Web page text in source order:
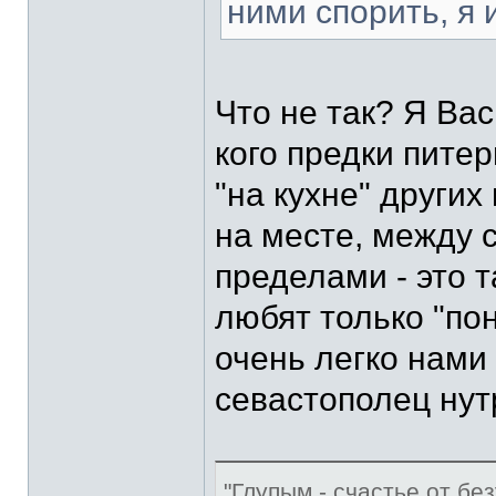
ними спорить, я
Что не так? Я
кого предки
"на кухне"
на месте, между
пределами - это
любят только
очень легко
севастополец